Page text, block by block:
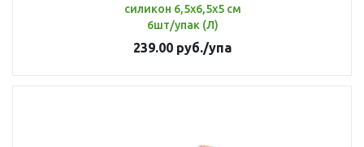
силикон 6,5х6,5х5 см
6шт/упак (Л)
239.00 руб./упа